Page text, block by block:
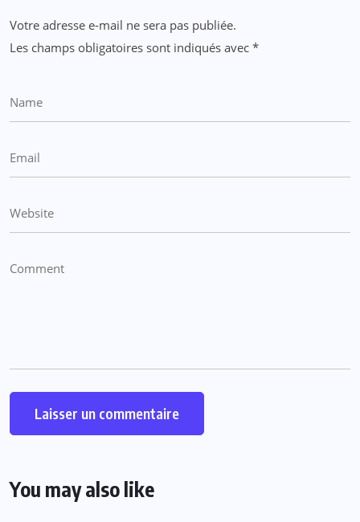
Votre adresse e-mail ne sera pas publiée.
Les champs obligatoires sont indiqués avec *
You may also like